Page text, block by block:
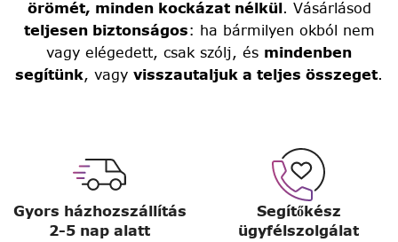
örömét, minden kockázat nélkül. Vásárlásod
teljesen biztonságos: ha bármilyen okból nem
vagy elégedett, csak szólj, és mindenben
segítünk, vagy visszautaljuk a teljes összeget.
Gyors házhozszállítás
2-5 nap alatt
Segítőkész
ügyfélszolgálat